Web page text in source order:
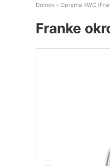
Domov » Oprema KWC
Franke